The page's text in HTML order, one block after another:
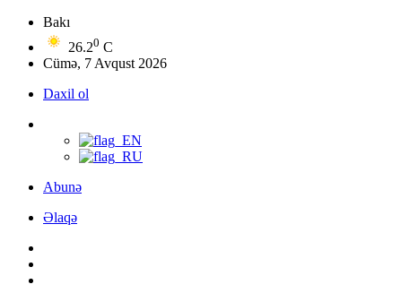
Bakı
26.20 C
Cümə, 7 Avqust 2026
Daxil ol
Abunə
Əlaqə